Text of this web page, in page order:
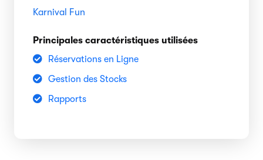
Karnival Fun
Principales caractéristiques utilisées
Réservations en Ligne
Gestion des Stocks
Rapports